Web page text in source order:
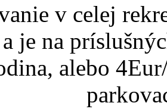
v celej
je na
alebo